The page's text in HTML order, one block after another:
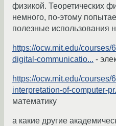
физикой. Теоретических
немного, по-этому
полезные использования
https://ocw.mit.edu/
digital-communicatio... -
https://ocw.mit.edu/courses/
interpretation-of-computer-
математику
а какие другие